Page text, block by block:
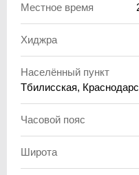
Местное время
Хиджра
Населённый пункт
Тбилисская,
Часовой пояс
Широта